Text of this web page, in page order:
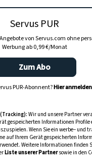
DRUCKEN
Servus PUR
von Servus.com ohne
Werbung ab 0,99 €/Monat
Zum Abo
PUR-Abonnent?Hier anmelden
Wir und unsere Partner
gespeicherten Informationen Profile
Wenn Sie ein werbe– und
auf Ihrem Gerät gespeicherten
Weitere Informationen finden
Liste unserer Partnersowie in den